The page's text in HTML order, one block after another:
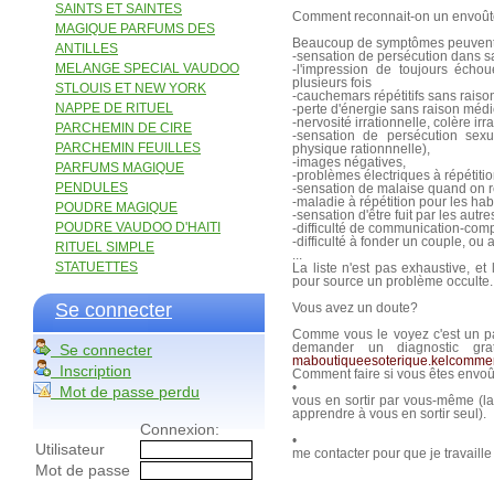
SAINTS ET SAINTES
MAGIQUE PARFUMS DES
ANTILLES
MELANGE SPECIAL VAUDOO
STLOUIS ET NEW YORK
NAPPE DE RITUEL
PARCHEMIN DE CIRE
PARCHEMIN FEUILLES
PARFUMS MAGIQUE
PENDULES
POUDRE MAGIQUE
POUDRE VAUDOO D'HAITI
RITUEL SIMPLE
STATUETTES
Se connecter
Se connecter
Inscription
Mot de passe perdu
Connexion:
Utilisateur
Mot de passe
Comment reconnait-on un
Beaucoup de symptômes
-sensation de persécution dans
-l'impression de toujours
plusieurs fois
-cauchemars répétitifs sans
-perte d'énergie sans raison
-nervosité irrationnelle, colère
-sensation de persécution
physique rationnnelle),
-images négatives,
-problèmes électriques à
-sensation de malaise quand on
-maladie à répétition pour les
-sensation d'être fuit par les
-difficulté de communication-
-difficulté à fonder un couple, ou
La liste n'est pas exhaustive,
pour source un problème occulte.
Vous avez un doute?
Comme vous le voyez c'est un
demander un diagnostic
Comment faire si vous êtes
•
vous en sortir par vous-même
apprendre à vous en sortir seul).
•
me contacter pour que je